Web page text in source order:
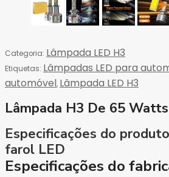
Categoria: Lâmpada LED H3
Etiquetas: Lâmpadas LED para
automóvel, Lâmpada LED H3
Lâmpada H3 De 65
Especificações do
farol LED
Especificações do